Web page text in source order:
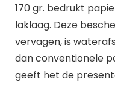
170 gr. bedrukt
laklaag. Deze
vervagen, is
dan conventionele
geeft het de